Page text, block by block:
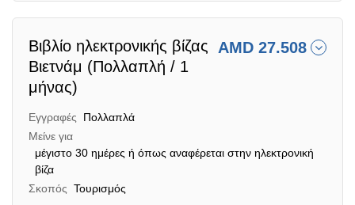
Βιβλίο ηλεκτρονικής βίζας
Βιετνάμ (Πολλαπλή / 1
μήνας)
AMD 27.508
Εγγραφές
Πολλαπλά
Μείνε για
μέγιστο 30 ημέρες ή όπως αναφέρεται στην ηλεκτρονική
βίζα
Σκοπός Τουρισμός